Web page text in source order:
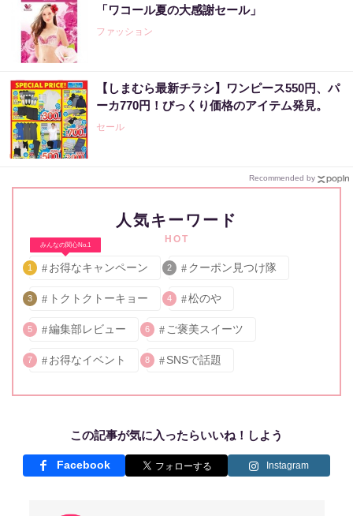
「ワコール夏の大感謝セール」
ファッション
【しまむら最新チラシ】ワンピース550円、パ
ーカ770円！びっくり価格のアイテム発見。
セール
Recommended by
人気キーワード
HOT
みんなの関心No.1
1 お得なキャンペーン 2 クーポン見つけ隊
3 トクトクトーキョー 4 松のや
5 編集部レビュー 6 ご褒美スイーツ
7 お得なイベント 8 SNSで話題
この記事が気に入ったらいいね！しよう
Facebook Instagram